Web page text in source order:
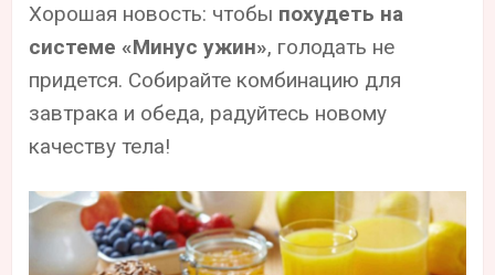
Хорошая новость: чтобы похудеть на
системе «Минус ужин», голодать не
придется. Собирайте комбинацию для
завтрака и обеда, радуйтесь новому
качеству тела!